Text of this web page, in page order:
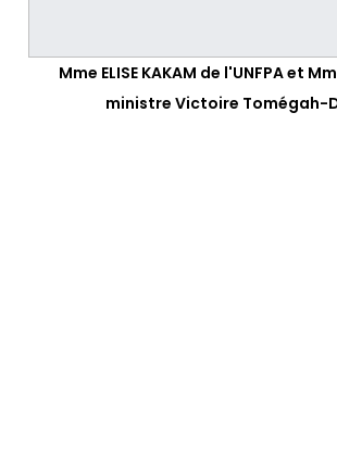
Mme ELISE KAKAM de l'UNFPA et
ministre Victoire Tomégah-